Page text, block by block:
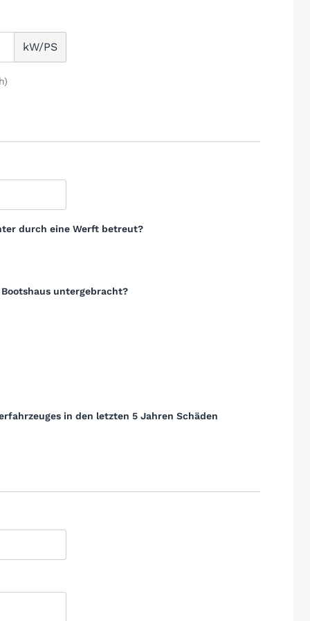
kW/PS
durch eine Werft betreut?
untergebracht?
in den letzten 5 Jahren Schäden